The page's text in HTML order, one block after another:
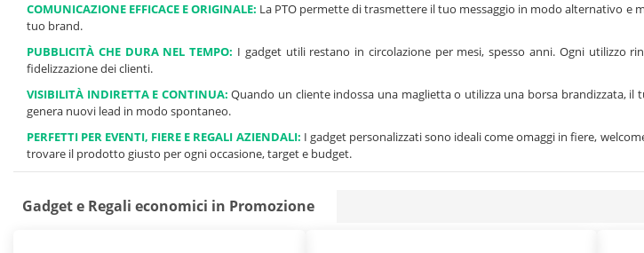
COMUNICAZIONE EFFICACE E ORIGINALE: La PTO permette di trasmettere il tuo messaggio in modo alternativo e
tuo brand.
PUBBLICITÀ CHE DURA NEL TEMPO: I gadget utili restano in circolazione per mesi, spesso anni. Ogni
fidelizzazione dei clienti.
VISIBILITÀ INDIRETTA E CONTINUA: Quando un cliente indossa una maglietta o utilizza una borsa brandizzata, il
genera nuovi lead in modo spontaneo.
PERFETTI PER EVENTI, FIERE E REGALI AZIENDALI: I gadget personalizzati sono ideali come omaggi in fiere,
trovare il prodotto giusto per ogni occasione, target e budget.
Gadget e Regali economici in Promozione